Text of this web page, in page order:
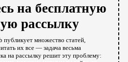
на бесплатную
рассылку
множество статей,
их все — задача весьма
на рассылку решит эту проблему: